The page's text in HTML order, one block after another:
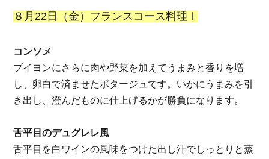
８月22日（金）フランスコース料理Ⅰ
コンソメ
ブイヨンにさらに肉や野菜を加えてうまみと香りを増
し、卵白で済ませたポタージュです。いかにうまみを引
き出し、澄んだものに仕上げるかが勝負になります。
舌平目のデュグレレ風
舌平目を白ワインの風味をつけた出し汁でしっとりと蒸